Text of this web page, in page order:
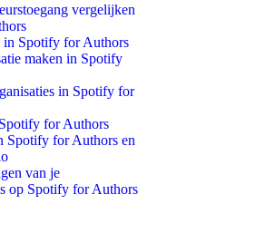
vergelijken
in Spotify for Authors
maken in Spotify
in Spotify for
for Authors
Spotify for Authors en
van je
op Spotify for Authors